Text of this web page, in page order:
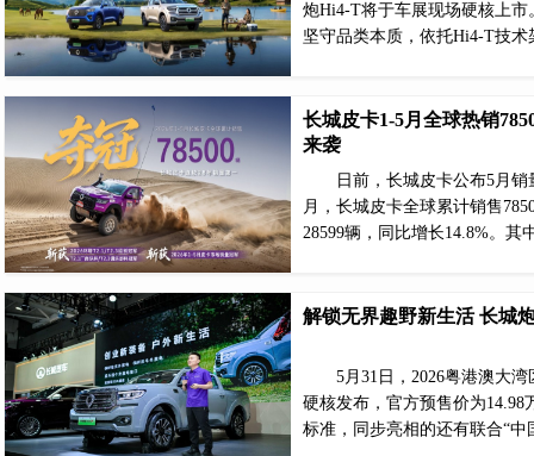
炮Hi4-T将于车展现场硬核上
坚守品类本质，依托Hi4-T技
长城皮卡1-5月全球热销
来袭
日前，长城皮卡公布5月
月，长城皮卡全球累计销售
28599辆，同比增长14.8%。
解锁无界趣野新生活 长城
5月31日，2026粤港澳大
硬核发布，官方预售价为
标准，同步亮相的还有联合“